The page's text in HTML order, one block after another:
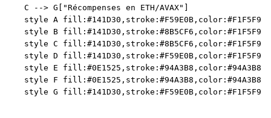
    C --> G["Récompenses en ETH/AVAX"]
    style A fill:#141D30,stroke:#F59E0B,color:#F1F5F9
    style B fill:#141D30,stroke:#8B5CF6,color:#F1F5F9
    style C fill:#141D30,stroke:#8B5CF6,color:#F1F5F9
    style D fill:#141D30,stroke:#F59E0B,color:#F1F5F9
    style E fill:#0E1525,stroke:#94A3B8,color:#94A3B8
    style F fill:#0E1525,stroke:#94A3B8,color:#94A3B8